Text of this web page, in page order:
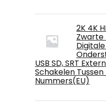
2K 4K
Zwarte
USB SD, SRT
Schakelen
Nummers(EU)